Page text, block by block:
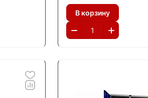
В корзину